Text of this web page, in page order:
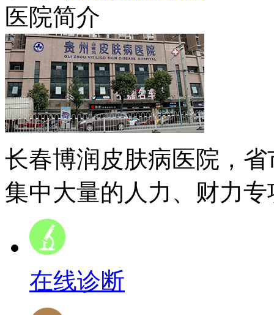
医院简介
长春博润皮肤病医院，
集中大量的人力、财力
在线诊断